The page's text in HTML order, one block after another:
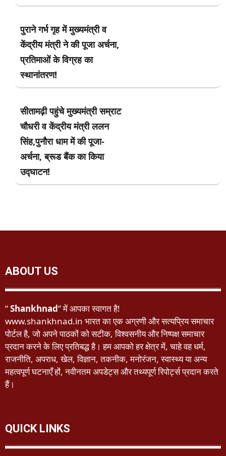
पुराने गर्भ गृह में मुख्यमंत्री व
केंद्रीय मंत्री ने की पूजा अर्चना,
प्रतिमाओं के विग्रह का
स्थानांतरण!
सीतामढ़ी पहुंचे मुख्यमंत्री सम्राट
चौधरी व केंद्रीय मंत्री ललन
सिंह,पुनौरा धाम में की पूजा-
अर्चना, ब्रूड बैंक का किया
उद्घाटन!
ABOUT US
”Shankhnad” में आपका स्वागत है!
www.shankhnad.in भारत का एक अग्रणी और सत्यप्रिय समाचार
पोर्टल है, जो अपने पाठकों को सटीक, विश्वसनीय और निष्पक्ष समाचार
प्रदान करने के लिए प्रतिबद्ध है। हम आपको हर क्षेत्र में, चाहे वह धर्म,
राजनीति, अपराध, खेल, विज्ञान, तकनीक, मनोरंजन, स्वास्थ्य या अन्य
महत्वपूर्ण घटनाएँ हों, नवीनतम अपडेट्स और तथ्यपूर्ण रिपोर्ट्स प्रदान करते
हैं।
QUICK LINKS